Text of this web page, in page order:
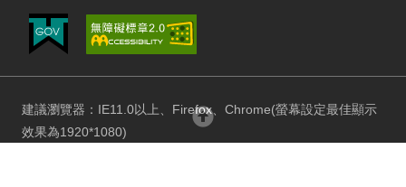
建議瀏覽器：IE11.0以上、Firefox、Chrome(螢幕設定最佳顯示
效果為1920*1080)
回頂部